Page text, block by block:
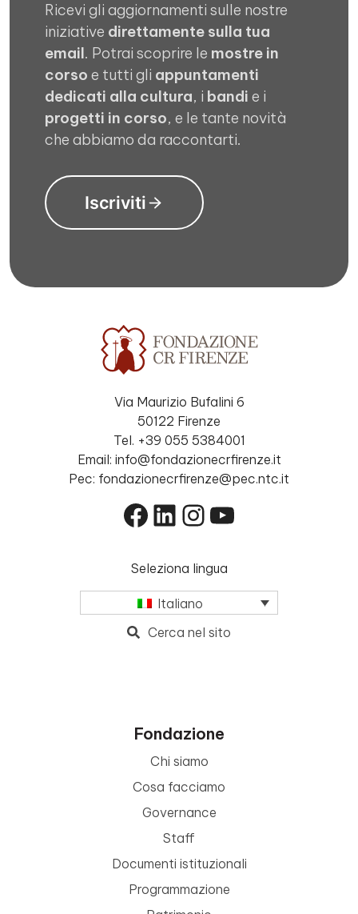
Ricevi gli aggiornamenti sulle nostre
iniziative direttamente sulla tua
email. Potrai scoprire le mostre in
corso e tutti gli appuntamenti
dedicati alla cultura, i bandi e i
progetti in corso, e le tante novità
che abbiamo da raccontarti.
Iscriviti
Via Maurizio Bufalini 6
50122 Firenze
Tel. +39 055 5384001
Email: info@fondazionecrfirenze.it
Pec: fondazionecrfirenze@pec.ntc.it
Facebook
LinkedIn
Instagram
YouTube
Seleziona lingua
Italiano
Cerca nel sito
Fondazione
Chi siamo
Cosa facciamo
Governance
Staff
Documenti istituzionali
Programmazione